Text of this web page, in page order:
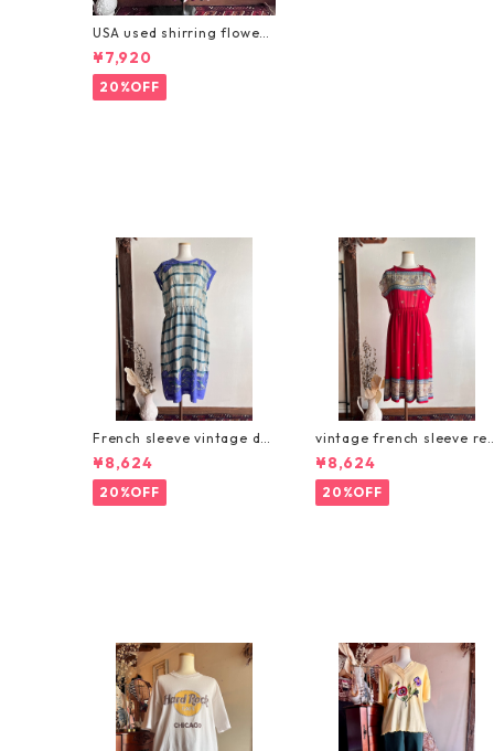
USA used shirring flower
dress/お花柄の胸元シャー
リングワンピース
¥7,920
20%OFF
French sleeve vintage dre
ss/パープルとグリーンチェ
ックのポタニカル柄ヴィン
テージワンピース
¥8,624
20%OFF
vintage french sleeve
dress/オリエンタルな赤い
ヴィンテージワンピース
¥8,624
20%OFF